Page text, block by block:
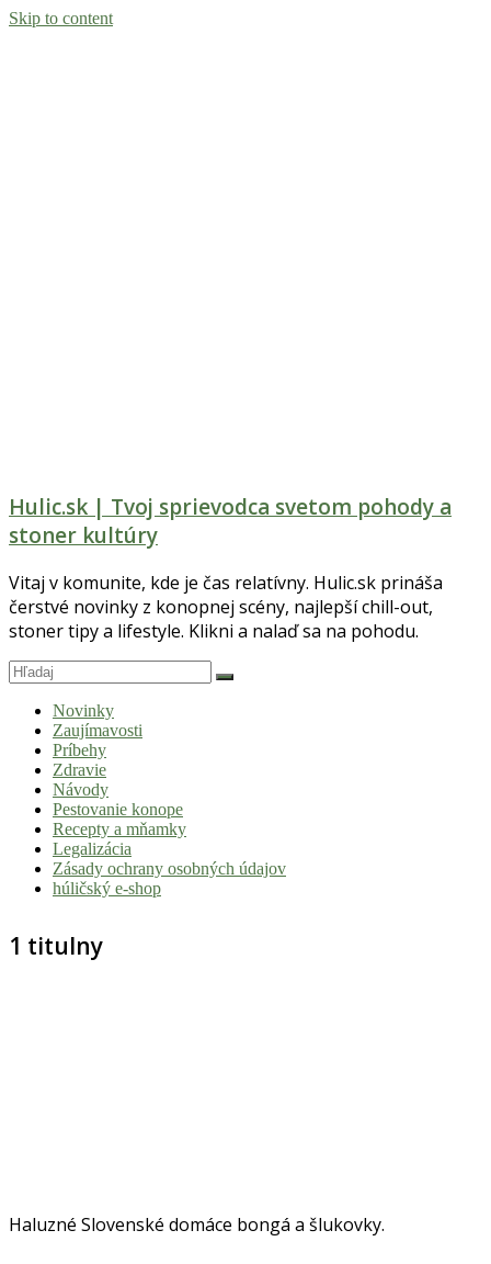
Skip to content
Hulic.sk | Tvoj sprievodca svetom pohody a
stoner kultúry
Vitaj v komunite, kde je čas relatívny. Hulic.sk prináša
čerstvé novinky z konopnej scény, najlepší chill-out,
stoner tipy a lifestyle. Klikni a nalaď sa na pohodu.
Novinky
Zaujímavosti
Príbehy
Zdravie
Návody
Pestovanie konope
Recepty a mňamky
Legalizácia
Zásady ochrany osobných údajov
húličský e-shop
1 titulny
Haluzné Slovenské domáce bongá a šlukovky.